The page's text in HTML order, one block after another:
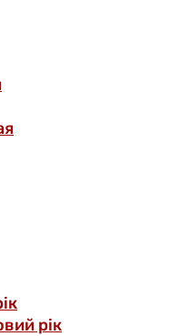
рік